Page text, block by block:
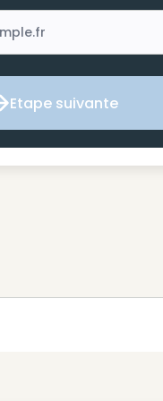
Etape suivante
Etape suivante